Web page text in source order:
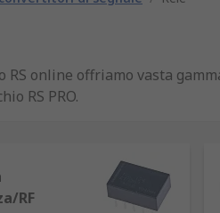
RS online offriamo vasta
RS PRO.
interruttori elettromagnetici
notevolmente maggiore.
RF